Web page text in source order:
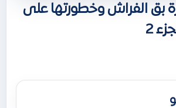
بق الفراش وخطورتها على
2